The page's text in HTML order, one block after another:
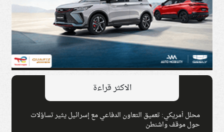
الاكثر قراءة
محلل أمريكي: تعميق التعاون الدفاعي مع إسرائيل يثير تساؤلات
حول موقف واشنطن